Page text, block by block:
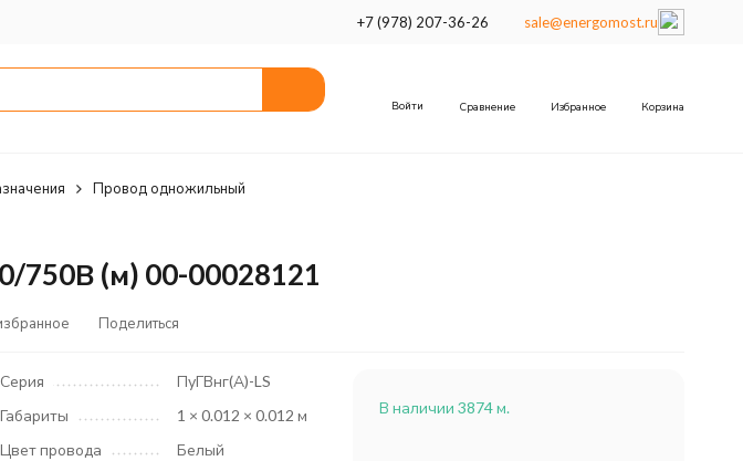
+7 (978) 207-36-26 sale@energomost.ru
Войти Сравнение Избранное Корзина
Провод одножильный
750В (м) 00-00028121
Поделиться
Серия
ПуГВнг(А)-LS
Габариты
1 × 0.012 × 0.012 м
Цвет провода
Белый
В наличии 3874 м.